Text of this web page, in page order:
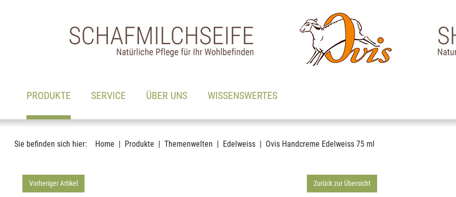
PRODUKTE (AKTIV)SERVICE ÜBER UNS WISSENSWERTES
Sie befinden sich hier: Home Produkte Themenwelten Edelweiss Ovis Handcreme Edelweiss 75 ml
Vorheriger Artikel Zurück zur Übersicht